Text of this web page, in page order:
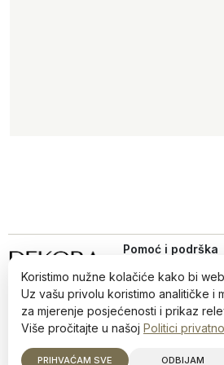
Iz ljubavi prema dizajnu,
od 2022.
Pomoć i podrška
Politika privatnosti
Načini plaćanja i
sigurnost
©2026 Dekora · Sva prava zadržana ·
Koristimo nužne kolačiće kako bi
Uz vašu privolu koristimo analitičke i
za mjerenje posjećenosti i prikaz
Više pročitajte u našoj Politici
PRIHVAĆAM SVE ODBIJAM